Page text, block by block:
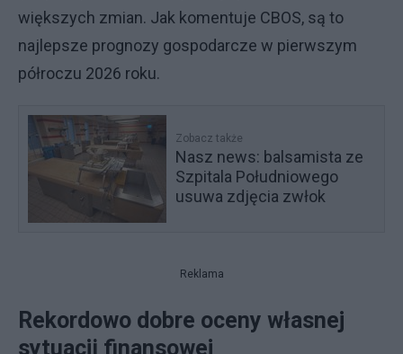
większych zmian. Jak komentuje CBOS, są to
najlepsze prognozy gospodarcze w pierwszym
półroczu 2026 roku.
Zobacz także
Nasz news: balsamista ze
Szpitala Południowego
usuwa zdjęcia zwłok
Reklama
Rekordowo dobre oceny własnej
sytuacji finansowej